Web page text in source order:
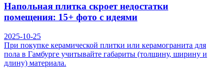
Напольная плитка скроет недостатки
помещения: 15+ фото с идеями
2025-10-25
При покупке керамической плитки или керамогранита для
пола в Гамбурге учитывайте габариты (толщину, ширину и
длину) материала.